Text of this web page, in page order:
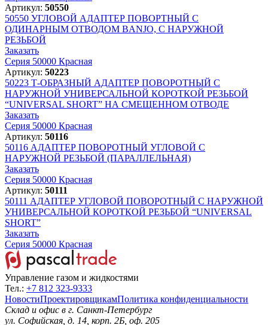
Артикул: 50550
50550 УГЛОВОЙ АДАПТЕР ПОВОРТНЫЙ С
ОДИНАРНЫМ ОТВОДОМ BANJO, С НАРУЖНОЙ
РЕЗЬБОЙ
Заказать
Серия 50000 Красная
Артикул: 50223
50223 Т-ОБРАЗНЫЙ АДАПТЕР ПОВОРОТНЫЙ С
НАРУЖНОЙ УНИВЕРСАЛЬНОЙ КОРОТКОЙ РЕЗЬБОЙ
“UNIVERSAL SHORT” НА СМЕЩЕННОМ ОТВОДЕ
Заказать
Серия 50000 Красная
Артикул: 50116
50116 АДАПТЕР ПОВОРОТНЫЙ УГЛОВОЙ С
НАРУЖНОЙ РЕЗЬБОЙ (ПАРАЛЛЕЛЬНАЯ)
Заказать
Серия 50000 Красная
Артикул: 50111
50111 АДАПТЕР УГЛОВОЙ ПОВОРОТНЫЙ С НАРУЖНОЙ
УНИВЕРСАЛЬНОЙ КОРОТКОЙ РЕЗЬБОЙ “UNIVERSAL
SHORT”
Заказать
Серия 50000 Красная
Управление газом и жидкостями
Тел.: +7 812 323-9333
НовостиПроектировщикамПолитика конфиденциальности
Склад и офис в г. Санкт-Петербург
ул. Софийская, д. 14, корп. 2Б, оф. 205